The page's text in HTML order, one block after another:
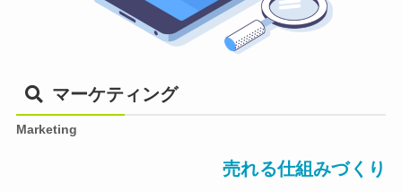
マーケティング
Marketing
売れる仕組みづくり